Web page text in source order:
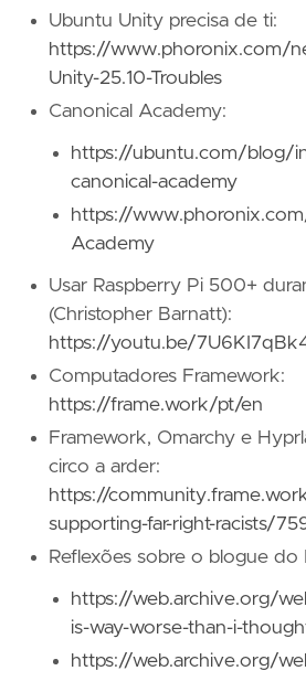
Ubuntu Unity precisa de ti:
https://www.phoronix.com/
Unity-25.10-Troubles
Canonical Academy:
https://ubuntu.com/blog/
canonical-academy
https://
Academy
Usar Raspberry Pi 500+
(Christopher Barnatt):
https://youtu.be/
Computadores Framework:
https://frame.work/pt/en
Framework, Omarchy e
circo a arder:
https://
supporting-far-right-racists/
Reflexões sobre o blogue do
https://web.archive.org/
is-way-worse-than-i-
https://web.archive.org/